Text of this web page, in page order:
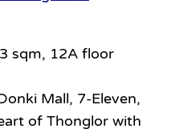
sqm, 12A floor
Mall, 7-Eleven,
of Thonglor with